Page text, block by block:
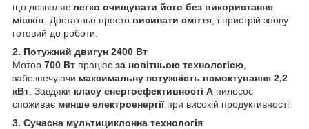
що дозволяє легко очищувати його без використання
мішків . Достатньо просто висипати сміття , і пристрій знову
готовий до роботи.
2. Потужний двигун 2400 Вт
Мотор 700 Вт працює за новітньою технологією
забезпечуючи максимальну потужність всмоктування 2,2
кВт . Завдяки класу енергоефективності А пилосос
споживає менше електроенергіїпри високій продуктивності.
3. Сучасна мультициклонна технологія